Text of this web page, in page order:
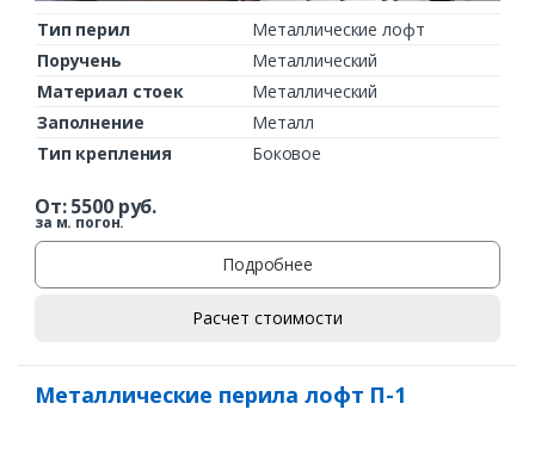
Тип перил
Металлические лофт
Поручень
Металлический
Материал стоек
Металлический
Заполнение
Металл
Тип крепления
Боковое
От:5500руб.
за м. погон.
Подробнее
Расчет стоимости
Металлические перила лофт П-1